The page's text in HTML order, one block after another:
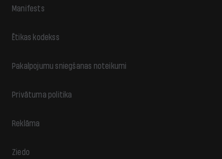
Manifests
Ētikas kodekss
Pakalpojumu sniegšanas noteikumi
Privātuma politika
Reklāma
Ziedo